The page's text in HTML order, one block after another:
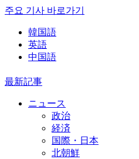
주요 기사 바로가기
韓国語
英語
中国語
最新記事
ニュース
政治
経済
国際・日本
北朝鮮